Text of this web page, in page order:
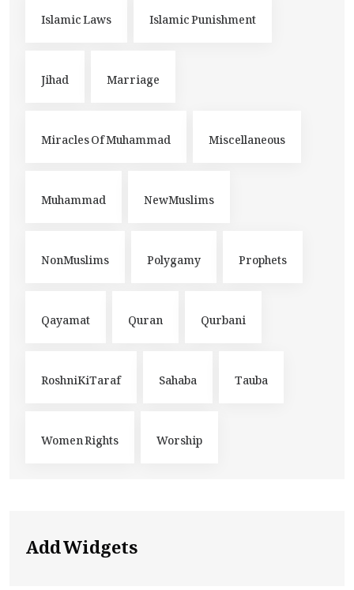
Islamic Laws Islamic Punishment
Jihad Marriage
Miracles Of Muhammad Miscellaneous
Muhammad NewMuslims
NonMuslims Polygamy Prophets
Qayamat Quran Qurbani
RoshniKiTaraf Sahaba Tauba
Women Rights Worship
Add Widgets